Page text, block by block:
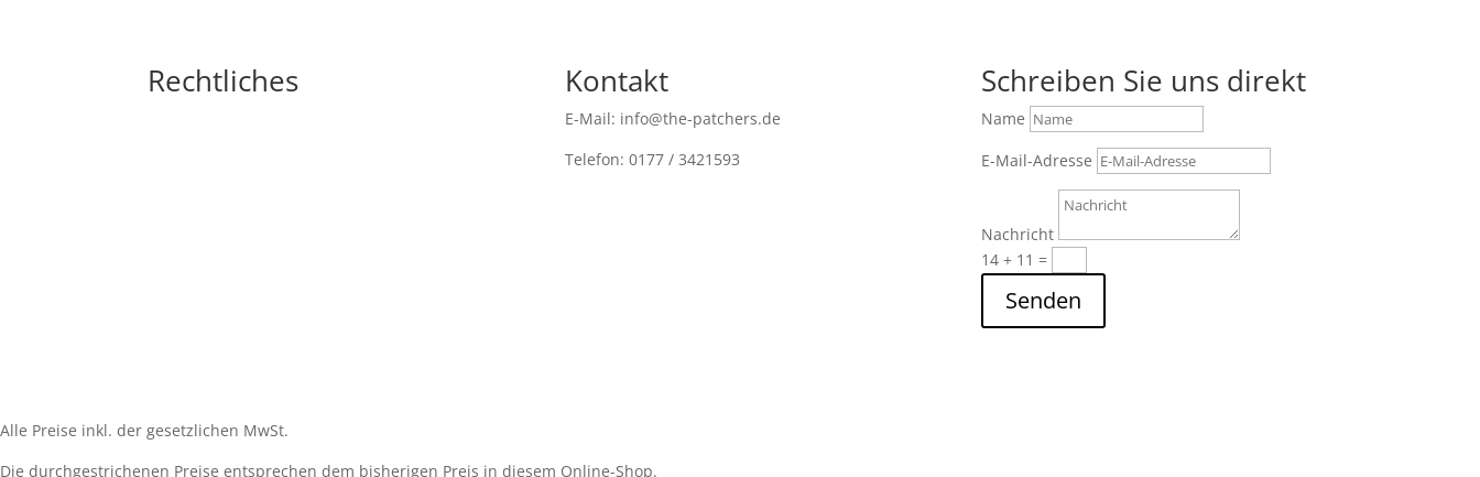
Rechtliches Kontakt
E-Mail: info@the-patchers.de
Telefon: 0177 / 3421593
Schreiben Sie uns direkt
Name
E-Mail-Adresse
Nachricht
14 + 11 =
Senden
Alle Preise inkl. der gesetzlichen MwSt.
Die durchgestrichenen Preise entsprechen dem bisherigen Preis in diesem Online-Shop.